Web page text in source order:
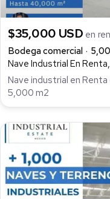
$35,000 USD en
Bodega comercial
Nave Industrial En
Nave industrial en
5,000 m2